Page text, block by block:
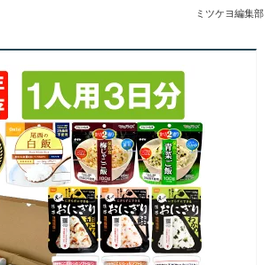
ミツケヨ編集部